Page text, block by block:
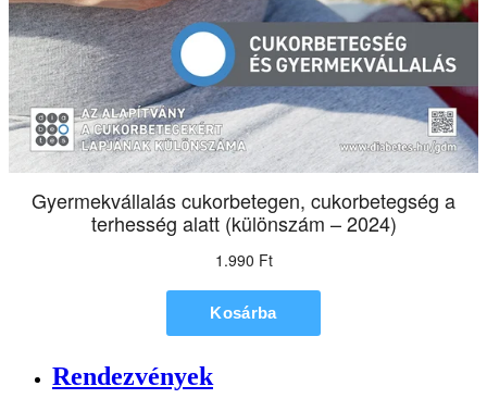
Rendezvények